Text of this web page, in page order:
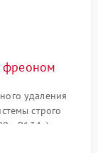
фреоном
удаления
строго
R134a) по
в системе.